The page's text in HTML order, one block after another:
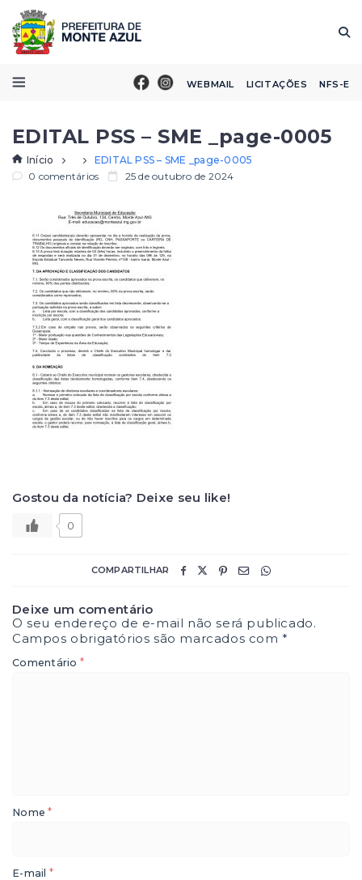
WEBMAIL LICITAÇÕES NFS-E
EDITAL PSS – SME _page-0005
Início
EDITAL PSS – SME _page-0005
0 comentários
25 de outubro de 2024
Gostou da notícia? Deixe seu like!
0
COMPARTILHAR
Deixe um comentário
O seu endereço de e-mail não será publicado.
Campos obrigatórios são marcados com*
Comentário *
Nome*
E-mail *